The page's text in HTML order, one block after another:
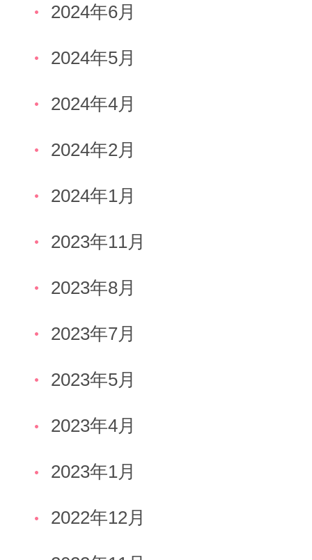
2024年6月
2024年5月
2024年4月
2024年2月
2024年1月
2023年11月
2023年8月
2023年7月
2023年5月
2023年4月
2023年1月
2022年12月